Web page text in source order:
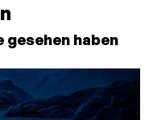
gesehen haben